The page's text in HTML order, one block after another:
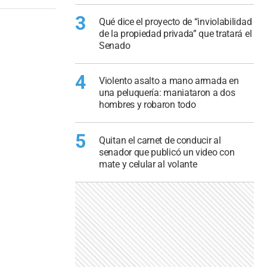
3
Qué dice el proyecto de “inviolabilidad
de la propiedad privada” que tratará el
Senado
4
Violento asalto a mano armada en
una peluquería: maniataron a dos
hombres y robaron todo
5
Quitan el carnet de conducir al
senador que publicó un video con
mate y celular al volante